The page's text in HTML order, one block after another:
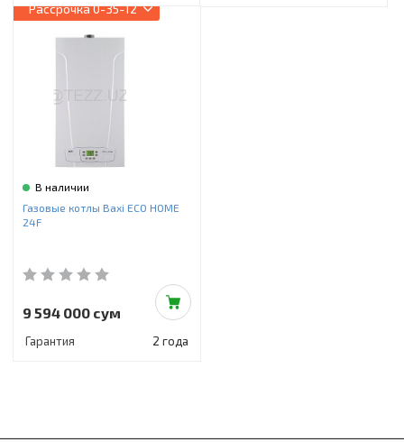
Рассрочка0-35-12
В наличии
Газовые котлы Baxi ECO HOME
24F
9 594 000 сум
Гарантия 2 года